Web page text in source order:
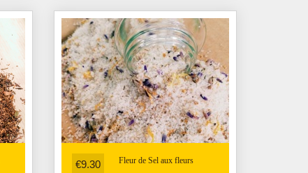
€9.30 Fleur de Sel aux fleurs